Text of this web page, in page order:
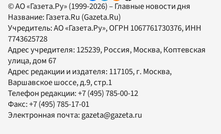
© АО «Газета.Ру» (1999-2026) – Главные новости дня
Название: Газета.Ru (Gazeta.Ru)
Учредитель:АО «Газета.Ру», ОГРН 1067761730376, ИНН
7743625728
Адрес учредителя: 125239, Россия, Москва, Коптевская
улица, дом 67
Адрес редакции и издателя: 117105, г. Москва,
Варшавское шоссе, д.9, стр.1
Телефон редакции:+7 (495) 785-00-12
Факс:+7 (495) 785-17-01
Электронная почта:gazeta@gazeta.ru